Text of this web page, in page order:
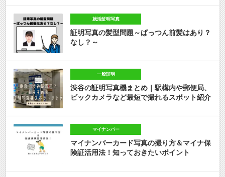
就活証明写真
証明写真の髪型問題～ぱっつん前髪はあり？
なし？～
一般証明
渋谷の証明写真機まとめ｜駅構内や郵便局、
ビックカメラなど最短で撮れるスポット紹介
マイナンバー
マイナンバーカード写真の撮り方＆マイナ保
険証活用法！知っておきたいポイント